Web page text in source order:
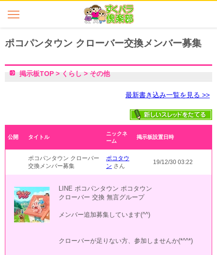
ポコパンタウン クローバー交換メンバー募集
最新書き込み一覧を見る >>
掲示板TOP > くらし > その他
公開 タイトル
ニックネ
ーム
掲示板設置日時
ポコパンタウン クローバー
交換メンバー募集
ポコタウ
ン さん
19/12/30 03:22
LINE ポコパンタウン ポコタウン
クローバー 交換 無言グループ
メンバー追加募集しています(^^)
クローバーが足りない方、参加しませんか(*^^*)